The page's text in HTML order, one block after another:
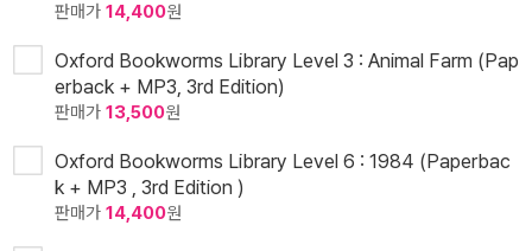
판매가 14,400원
Oxford Bookworms Library Level 3 : Animal Farm (Pap
erback + MP3, 3rd Edition)
판매가 13,500원
Oxford Bookworms Library Level 6 : 1984 (Paperbac
k + MP3 , 3rd Edition )
판매가 14,400원